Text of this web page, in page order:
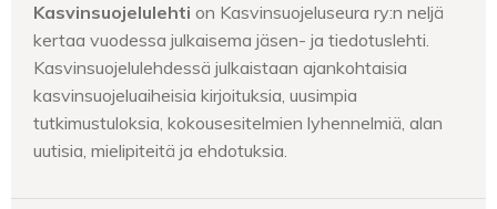
Kasvinsuojelulehti on Kasvinsuojeluseura ry:n neljä
kertaa vuodessa julkaisema jäsen- ja tiedotuslehti.
Kasvinsuojelulehdessä julkaistaan ajankohtaisia
kasvinsuojeluaiheisia kirjoituksia, uusimpia
tutkimustuloksia, kokousesitelmien lyhennelmiä, alan
uutisia, mielipiteitä ja ehdotuksia.